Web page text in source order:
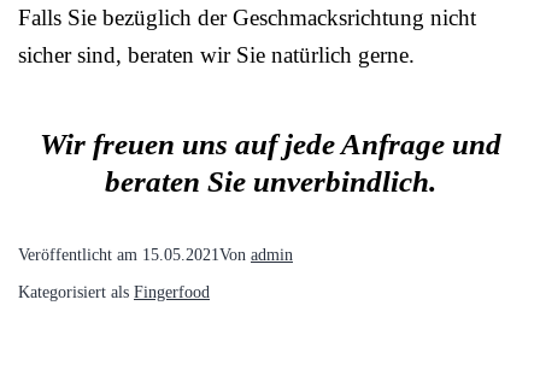
Falls Sie bezüglich der Geschmacksrichtung nicht
sicher sind, beraten wir Sie natürlich gerne.
Wir freuen uns auf jede Anfrage und
beraten Sie unverbindlich.
Veröffentlicht am 15.05.2021Von admin
Kategorisiert als Fingerfood